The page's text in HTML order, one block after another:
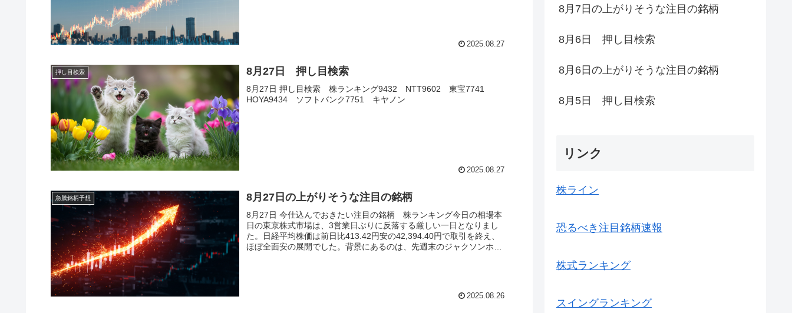
2025.08.27
押し目検索 8月27日 押し目検索
8月27日 押し目検索 株ランキング9432 NTT9602 東宝7741
HOYA9434 ソフトバンク7751 キヤノン
2025.08.27
急騰銘柄予想 8月27日の上がりそうな注目の銘柄
8月27日 今仕込んでおきたい注目の銘柄 株ランキング今日の相場本
日の東京株式市場は、3営業日ぶりに反落する厳しい一日となりまし
た。日経平均株価は前日比413.42円安の42,394.40円で取引を終え、
ほぼ全面安の展開でした。背景にあるのは、先週末のジャクソンホー
2025.08.26
8月7日の上がりそうな注目の銘柄
8月6日 押し目検索
8月6日の上がりそうな注目の銘柄
8月5日 押し目検索
リンク
株ライン
恐るべき注目銘柄速報
株式ランキング
スイングランキング